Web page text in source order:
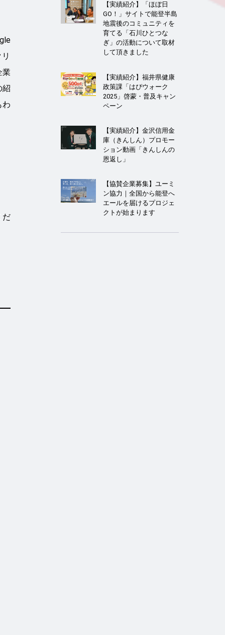
業
紹
わ
だ
【実績紹介】「ほぼ日
GO！」サイトで能登半島
地震後のコミュニティを
育てる「石川ひとつな
ぎ」の活動について取材
して頂きました
【実績紹介】福井県健康
政策課「はぴウォーク
2025」啓蒙・普及キャン
ペーン
【実績紹介】金沢信用金
庫（きんしん）プロモー
ション動画「きんしんの
恩返し」
【協賛企業募集】ユーミ
ン協力｜全国から能登へ
エールを届けるプロジェ
クトが始まります